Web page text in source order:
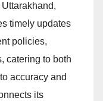
timely updates
policies,
catering to both
accuracy and
its